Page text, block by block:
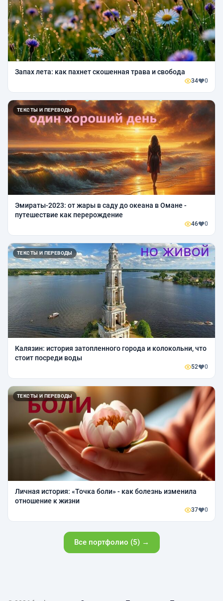
Запах лета: как пахнет скошенная трава и свобода
34 0
ТЕКСТЫ И ПЕРЕВОДЫ
Эмираты-2023: от жары в саду до океана в Омане -
путешествие как перерождение
46 0
ТЕКСТЫ И ПЕРЕВОДЫ
Калязин: история затопленного города и колокольни, что
стоит посреди воды
52 0
ТЕКСТЫ И ПЕРЕВОДЫ
Личная история: «Точка боли» - как болезнь изменила
отношение к жизни
37 0
Все портфолио (5) →